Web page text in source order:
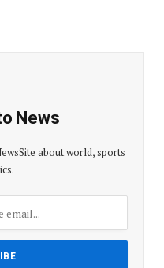
News
about world, sports